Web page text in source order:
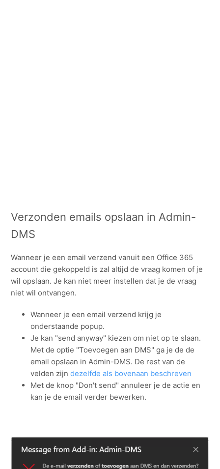
Verzonden emails opslaan in Admin-
DMS
Wanneer je een email verzend vanuit een Office 365
account die gekoppeld is zal altijd de vraag komen of je
wil opslaan. Je kan niet meer instellen dat je de vraag
niet wil ontvangen.
Wanneer je een email verzend krijg je
onderstaande popup.
Je kan "send anyway" kiezen om niet op te slaan.
Met de optie "Toevoegen aan DMS" ga je de de
email opslaan in Admin-DMS. De rest van de
velden zijndezelfde als bovenaan beschreven
Met de knop "Don't send" annuleer je de actie en
kan je de email verder bewerken.